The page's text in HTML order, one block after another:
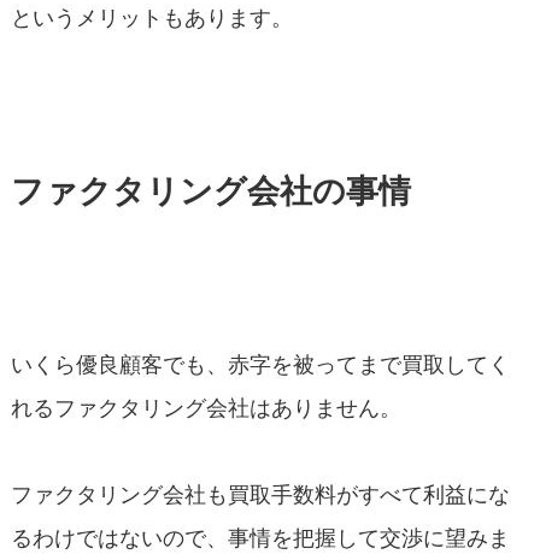
というメリットもあります。
ファクタリング会社の事情
いくら優良顧客でも、赤字を被ってまで買取してく
れるファクタリング会社はありません。
ファクタリング会社も買取手数料がすべて利益にな
るわけではないので、事情を把握して交渉に望みま